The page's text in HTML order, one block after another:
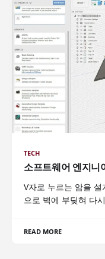
TECH
소프트웨어 엔지
V자로 누르는 암을
으로 벽에 부딪혀 다
READ MORE